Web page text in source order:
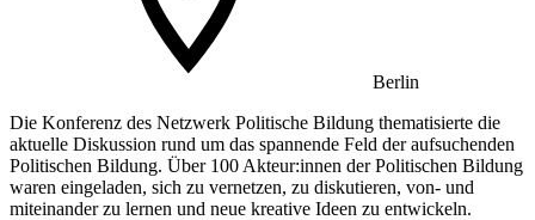
Berlin
Die Konferenz des Netzwerk Politische Bildung thematisierte die
aktuelle Diskussion rund um das spannende Feld der aufsuchenden
Politischen Bildung. Über 100 Akteur:innen der Politischen Bildung
waren eingeladen, sich zu vernetzen, zu diskutieren, von- und
miteinander zu lernen und neue kreative Ideen zu entwickeln.